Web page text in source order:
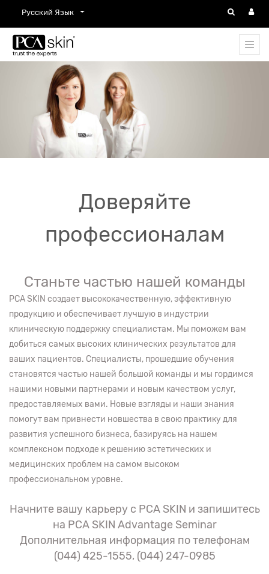
Русский Язык
Доверяйте
профессионалам
Станьте частью нашей команды
PCA SKIN создает высококачественную, эффективную
продукцию и обеспечивает лучшую в индустрии
клиническую поддержку специалистам. Мы поможем вам
добиться самых высоких клинических результатов для
ваших пациентов. Специалисты, прошедшие обучения
становятся частью нашей большой команды и мы гордимся
нашими новыми партнерами и новым качеством услуг,
предоставляемых вами. Новые взгляды и наши знания
помогут вам привнести новшества в свою практику для
развития успешного бизнеса, базируясь на нашем
комплексном подходе к решению эстетических и
медицинских проблем на самом высоком
профессиональном уровне.
Начните вашу карьеру с PCA SKIN и запишитесь
на PCA SKIN Advantage Seminar
Дополнительная информация по телефонам
(044) 425-1555, (044) 247-0985